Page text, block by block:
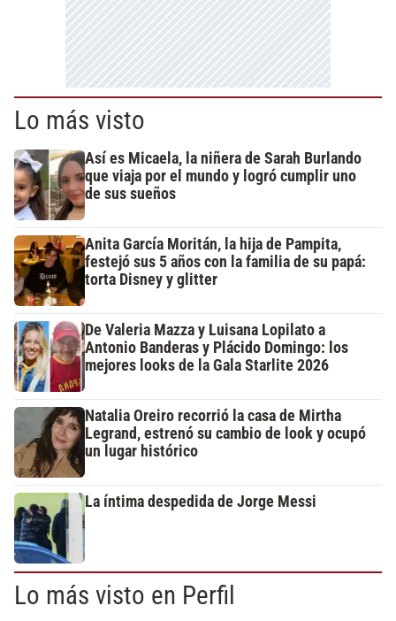
Lo más visto
Así es Micaela, la niñera de Sarah Burlando
que viaja por el mundo y logró cumplir uno
de sus sueños
Anita García Moritán, la hija de Pampita,
festejó sus 5 años con la familia de su papá:
torta Disney y glitter
De Valeria Mazza y Luisana Lopilato a
Antonio Banderas y Plácido Domingo: los
mejores looks de la Gala Starlite 2026
Natalia Oreiro recorrió la casa de Mirtha
Legrand, estrenó su cambio de look y ocupó
un lugar histórico
La íntima despedida de Jorge Messi
Lo más visto en Perfil